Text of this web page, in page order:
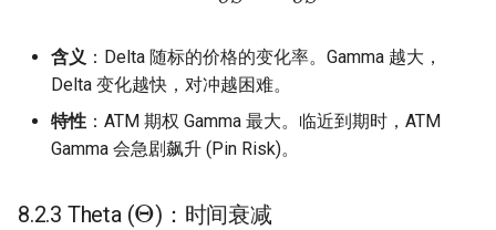
含义 ：Delta 随标的价格的变化率。Gamma 越大，
Delta 变化越快，对冲越困难。
特性 ：ATM 期权 Gamma 最大。临近到期时，ATM
Gamma 会急剧飙升 (Pin Risk)。
8.2.3 Theta ( )：时间衰减